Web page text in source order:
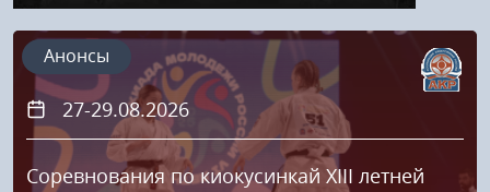
27-29.08.2026
Соревнования по киокусинкай XIII летней
Анонсы